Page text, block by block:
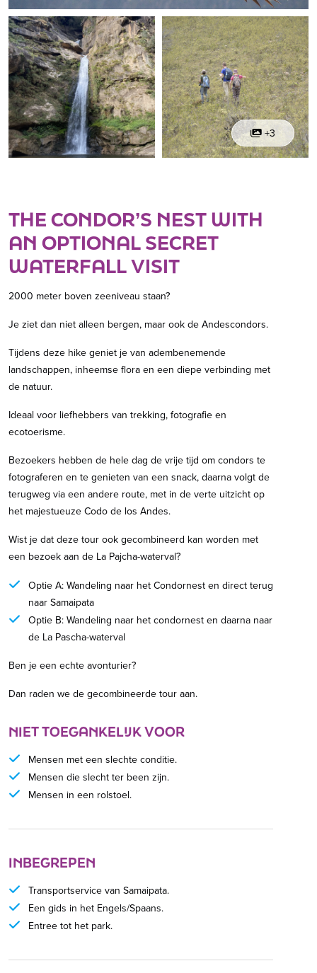
+3
THE CONDOR’S NEST WITH
AN OPTIONAL SECRET
WATERFALL VISIT
2000 meter boven zeeniveau staan?
Je ziet dan niet alleen bergen, maar ook de Andescondors.
Tijdens deze hike geniet je van adembenemende
landschappen, inheemse flora en een diepe verbinding met
de natuur.
Ideaal voor liefhebbers van trekking, fotografie en
ecotoerisme.
Bezoekers hebben de hele dag de vrije tijd om condors te
fotograferen en te genieten van een snack, daarna volgt de
terugweg via een andere route, met in de verte uitzicht op
het majestueuze Codo de los Andes.
Wist je dat deze tour ook gecombineerd kan worden met
een bezoek aan de La Pajcha-waterval?
Optie A: Wandeling naar het Condornest en direct terug
naar Samaipata
Optie B: Wandeling naar het condornest en daarna naar
de La Pascha-waterval
Ben je een echte avonturier?
Dan raden we de gecombineerde tour aan.
NIET TOEGANKELIJK VOOR
Mensen met een slechte conditie.
Mensen die slecht ter been zijn.
Mensen in een rolstoel.
INBEGREPEN
Transportservice van Samaipata.
Een gids in het Engels/Spaans.
Entree tot het park.